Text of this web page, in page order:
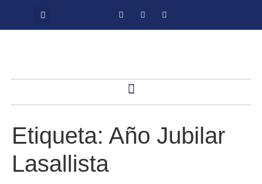
Etiqueta: Año Jubilar
Lasallista